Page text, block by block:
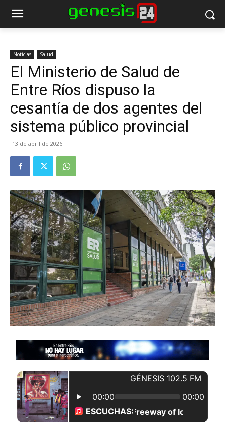
Noticias Salud
El Ministerio de Salud de
Entre Ríos dispuso la
cesantía de dos agentes del
sistema público provincial
13 de abril de 2026